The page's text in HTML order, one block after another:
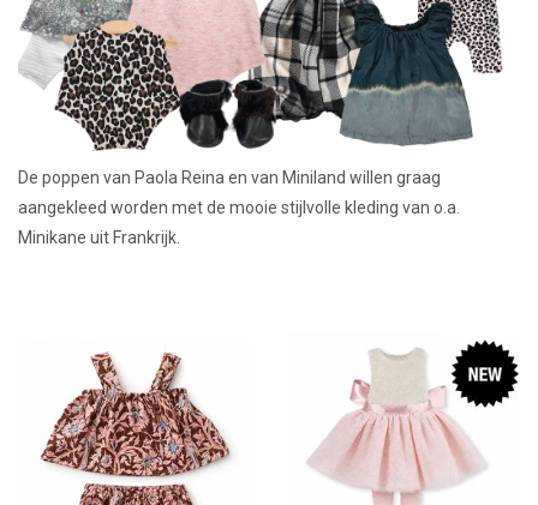
Lookbooks
Merken
De poppen van Paola Reina en van Miniland willen graag
aangekleed worden met de mooie stijlvolle kleding van o.a.
Minikane uit Frankrijk.